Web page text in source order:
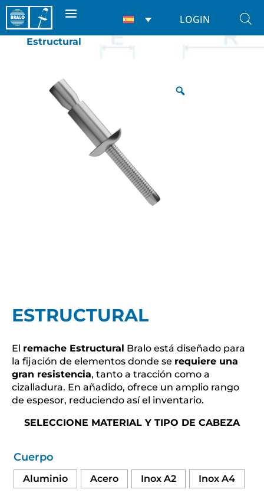
LOGIN
Inicio /Estructurales/
Estructural
ESTRUCTURAL
El remache Estructural Bralo está diseñado para
la fijación de elementos donde se requiere una
gran resistencia, tanto a tracción como a
cizalladura. En añadido, ofrece un amplio rango
de espesor, reduciendo así el inventario.
SELECCIONE MATERIAL Y TIPO DE CABEZA
Cuerpo
Aluminio Acero Inox A2 Inox A4